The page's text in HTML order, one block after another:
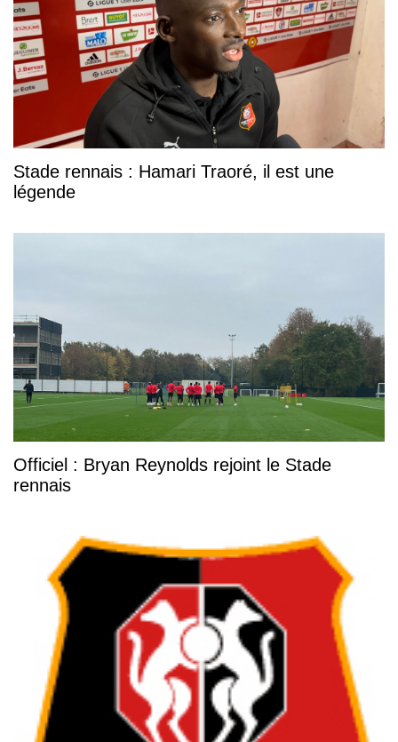
Stade rennais : Hamari Traoré, il est une
légende
Officiel : Bryan Reynolds rejoint le Stade
rennais